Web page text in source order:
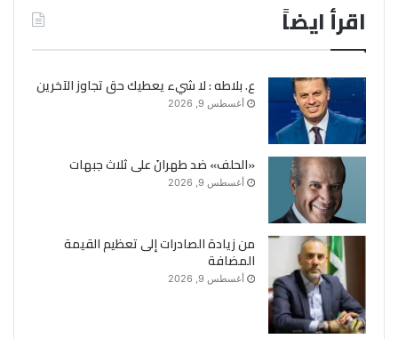
اقرأ ايضاً
ع. بلاطه : لا شيء يعطيك حق تجاوز الآخرين
أغسطس 9, 2026
«الحلف» ضد طهرانَ على ثلاث جبهات
أغسطس 9, 2026
من زيادة الصادرات إلى تعظيم القيمة
المضافة
أغسطس 9, 2026